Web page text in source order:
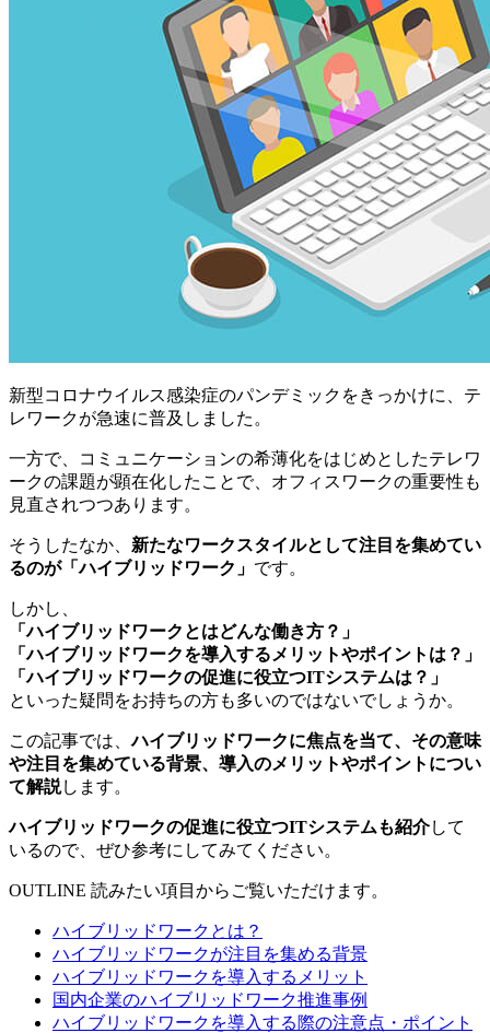
新型コロナウイルス感染症のパンデミックをきっかけに、テ
レワークが急速に普及しました。
一方で、コミュニケーションの希薄化をはじめとしたテレワ
ークの課題が顕在化したことで、オフィスワークの重要性も
見直されつつあります。
そうしたなか、 新たなワークスタイルとして注目を集めてい
るのが「ハイブリッドワーク」 です。
しかし、
「ハイブリッドワークとはどんな働き方？」
「ハイブリッドワークを導入するメリットやポイントは？」
「ハイブリッドワークの促進に役立つITシステムは？」
といった疑問をお持ちの方も多いのではないでしょうか。
この記事では、ハイブリッドワークに焦点を当て、その意味
や注目を集めている背景、導入のメリットやポイントについ
て解説します。
ハイブリッドワークの促進に役立つITシステムも紹介して
いるので、ぜひ参考にしてみてください。
OUTLINE 読みたい項目からご覧いただけます。
ハイブリッドワークとは？
ハイブリッドワークが注目を集める背景
ハイブリッドワークを導入するメリット
国内企業のハイブリッドワーク推進事例
ハイブリッドワークを導入する際の注意点・ポイント